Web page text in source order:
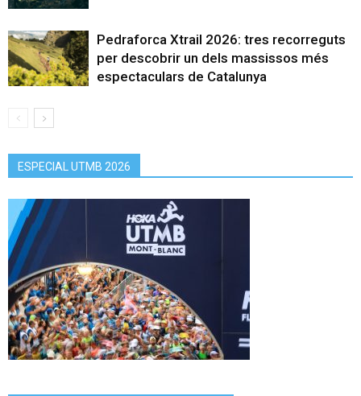
Pedraforca Xtrail 2026: tres recorreguts
per descobrir un dels massissos més
espectaculars de Catalunya
ESPECIAL UTMB 2026